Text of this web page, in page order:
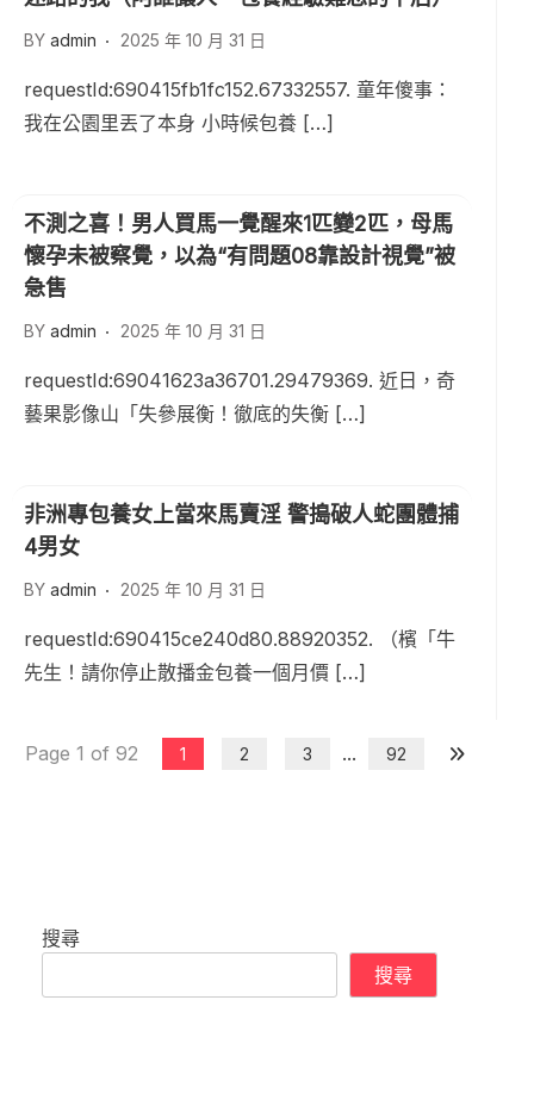
BY admin 2025 年 10 月 31 日
requestId:690415fb1fc152.67332557. 童年傻事：
我在公園里丟了本身 小時候包養 […]
不測之喜！男人買馬一覺醒來1匹變2匹，母馬
懷孕未被察覺，以為“有問題08靠設計視覺”被
急售
BY admin 2025 年 10 月 31 日
requestId:69041623a36701.29479369. 近日，奇
藝果影像山「失參展衡！徹底的失衡 […]
非洲專包養女上當來馬賣淫 警搗破人蛇團體捕
4男女
BY admin 2025 年 10 月 31 日
requestId:690415ce240d80.88920352. （檳「牛
先生！請你停止散播金包養一個月價 […]
Page 1 of 92 1 2 3 ... 92
搜尋
搜尋